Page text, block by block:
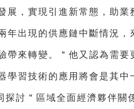
展，實現引進新常態，助
年出現的供應鏈中斷情況
帶來轉變。＂他又認為需
學習技術的應用將會是其中
探討＂區域全面經濟夥伴